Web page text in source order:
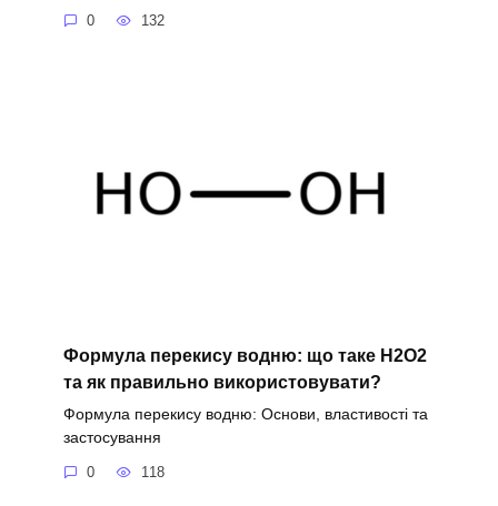
0 132
Формула перекису водню: що таке H2O2
та як правильно використовувати?
Формула перекису водню: Основи, властивості та
застосування
0 118